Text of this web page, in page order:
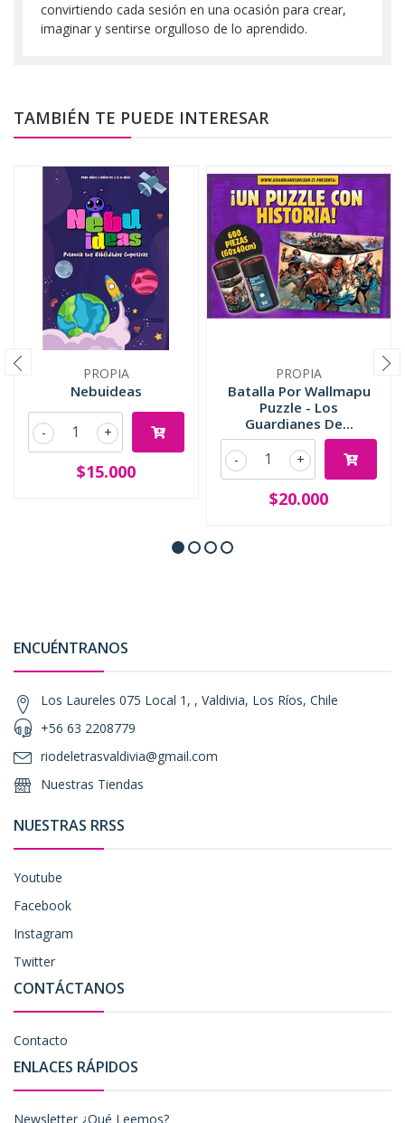
convirtiendo cada sesión en una ocasión para crear,
imaginar y sentirse orgulloso de lo aprendido.
TAMBIÉN TE PUEDE INTERESAR
PROPIA
Nebuideas
+
-
$15.000
PROPIA
Batalla Por Wallmapu
Puzzle - Los
Guardianes De...
+
-
$20.000
ENCUÉNTRANOS
Los Laureles 075 Local 1, , Valdivia, Los Ríos, Chile
+56 63 2208779
riodeletrasvaldivia@gmail.com
Nuestras Tiendas
NUESTRAS RRSS
Youtube
Facebook
Instagram
Twitter
CONTÁCTANOS
Contacto
ENLACES RÁPIDOS
Newsletter ¿Qué Leemos?